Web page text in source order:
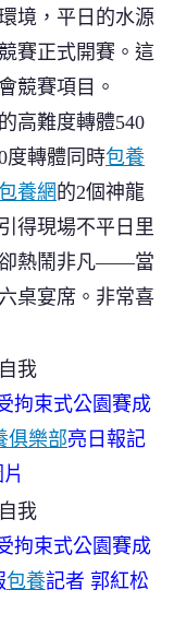
境，平日的水源
賽正式開賽。這
競賽項目。
難度轉體540
度轉體同時包養
養網 的2個神龍
得現場不平日里
卻熱鬧非凡——當
桌宴席。非常喜
拘束式公園賽成
俱樂部亮日報記
拘束式公園賽成
包養記者 郭紅松